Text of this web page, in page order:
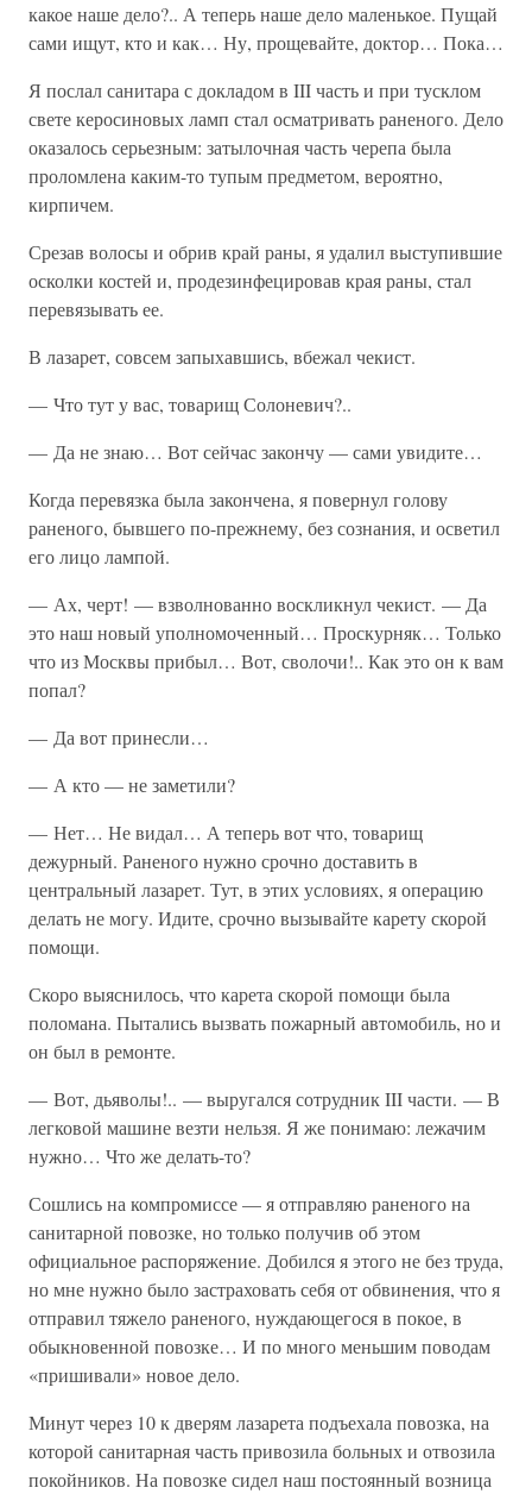
какое наше дело?.. А теперь наше дело маленькое. Пущай
сами ищут, кто и как… Ну, прощевайте, доктор… Пока…
Я послал санитара с докладом в III часть и при тусклом
свете керосиновых ламп стал осматривать раненого. Дело
оказалось серьезным: затылочная часть черепа была
проломлена каким-то тупым предметом, вероятно,
кирпичем.
Срезав волосы и обрив край раны, я удалил выступившие
осколки костей и, продезинфецировав края раны, стал
перевязывать ее.
В лазарет, совсем запыхавшись, вбежал чекист.
— Что тут у вас, товарищ Солоневич?..
— Да не знаю… Вот сейчас закончу — сами увидите…
Когда перевязка была закончена, я повернул голову
раненого, бывшего по-прежнему, без сознания, и осветил
его лицо лампой.
— Ах, черт! — взволнованно воскликнул чекист. — Да
это наш новый уполномоченный… Проскурняк… Только
что из Москвы прибыл… Вот, сволочи!.. Как это он к вам
попал?
— Да вот принесли…
— А кто — не заметили?
— Нет… Не видал… А теперь вот что, товарищ
дежурный. Раненого нужно срочно доставить в
центральный лазарет. Тут, в этих условиях, я операцию
делать не могу. Идите, срочно вызывайте карету скорой
помощи.
Скоро выяснилось, что карета скорой помощи была
поломана. Пытались вызвать пожарный автомобиль, но и
он был в ремонте.
— Вот, дьяволы!.. — выругался сотрудник III части. — В
легковой машине везти нельзя. Я же понимаю: лежачим
нужно… Что же делать-то?
Сошлись на компромиссе — я отправляю раненого на
санитарной повозке, но только получив об этом
официальное распоряжение. Добился я этого не без труда,
но мне нужно было застраховать себя от обвинения, что я
отправил тяжело раненого, нуждающегося в покое, в
обыкновенной повозке… И по много меньшим поводам
«пришивали» новое дело.
Минут через 10 к дверям лазарета подъехала повозка, на
которой санитарная часть привозила больных и отвозила
покойников. На повозке сидел наш постоянный возница